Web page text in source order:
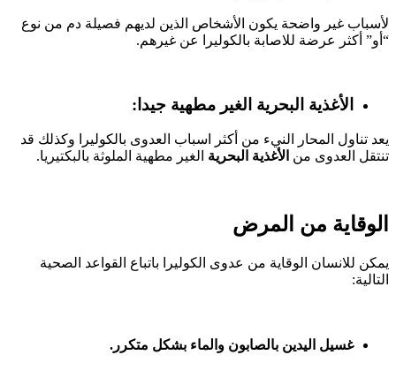
لأسباب غير واضحة يكون الأشخاص الذين لديهم فصيلة دم من نوع
“أو” أكثر عرضة للاصابة بالكوليرا عن غيرهم.
الأغذية البحرية الغير مطهية جيدا:
يعد تناول المحار النيء من أكثر اسباب العدوى بالكوليرا وكذلك قد
تنتقل العدوى من الأغذية البحرية الغير مطهية الملوثة بالبكتيريا.
الوقاية من المرض
يمكن للانسان الوقاية من عدوى الكوليرا باتباع القواعد الصحية
التالية:
غسيل اليدين بالصابون والماء بشكل متكرر.